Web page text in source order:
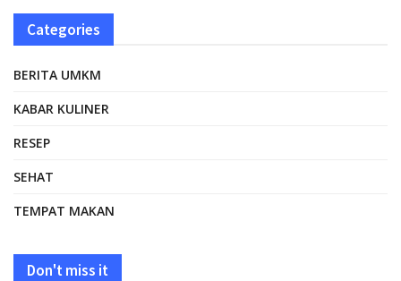
Categories
BERITA UMKM
KABAR KULINER
RESEP
SEHAT
TEMPAT MAKAN
Don't miss it